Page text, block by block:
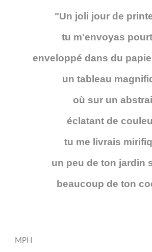
"Un joli jour de
tu m'envoyas
enveloppé dans du
un tableau
où sur un
éclatant de
tu me livrais
un peu de ton jardin
beaucoup de ton
MPH